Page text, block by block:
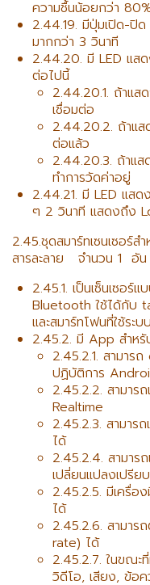
ความชื้นน้อยกว่า
2.44.19. มีปุ่มเปิด-ปิ
มากกว่า 3 วินาที
2.44.20. มี LED แส
ต่อไปนี้
2.44.20.1. ถ้าแ
เชื่อมต่อ
2.44.20.2. ถ้าแส
ต่อแล้ว
2.44.20.3. ถ้าแ
ทำการวัดค่าอยู่
2.44.21. มี LED แสด
ๆ 2 วินาที แสดงถึง
2.45.ชุดสมาร์ทเซนเซอร์
สารละลาย จำนวน 1 อัน
2.45.1. เป็นเซ็นเซอร์
Bluetooth ใช้ได้กับ
และสมาร์ทโฟนที่ใช้ระ
2.45.2. มี App สำหรั
2.45.2.1. สามาร
ปฏิบัติการ
2.45.2.2. สามาร
Realtime
2.45.2.3. สามาร
ได้
2.45.2.4. สามาร
เปลี่ยนแปลงเปรีย
2.45.2.5. มีเครื่อ
ได้
2.45.2.6. สามาร
rate) ได้
2.45.2.7. ในขณะ
วิดีโอ, เสียง, ข้อ